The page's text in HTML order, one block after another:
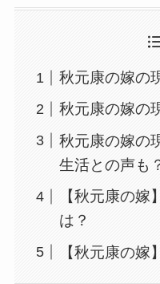
秋元康の嫁の
秋元康の嫁の
秋元康の嫁の
生活との声も
【秋元康の
は？
【秋元康の